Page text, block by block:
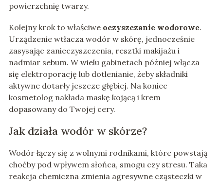
powierzchnię twarzy.
Kolejny krok to właściwe oczyszczanie wodorowe.
Urządzenie wtłacza wodór w skórę, jednocześnie
zasysając zanieczyszczenia, resztki makijażu i
nadmiar sebum. W wielu gabinetach później włącza
się elektroporację lub dotlenianie, żeby składniki
aktywne dotarły jeszcze głębiej. Na koniec
kosmetolog nakłada maskę kojącą i krem
dopasowany do Twojej cery.
Jak działa wodór w skórze?
Wodór łączy się z wolnymi rodnikami, które powstają
choćby pod wpływem słońca, smogu czy stresu. Taka
reakcja chemiczna zmienia agresywne cząsteczki w